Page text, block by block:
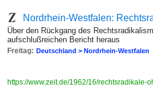
Nordrhein-Westfalen:
Über den Rückgang des
aufschlußreichen Bericht heraus
Freitag: Deutschland > Nordrhein-Westfalen
https://www.zeit.de/1962/16/